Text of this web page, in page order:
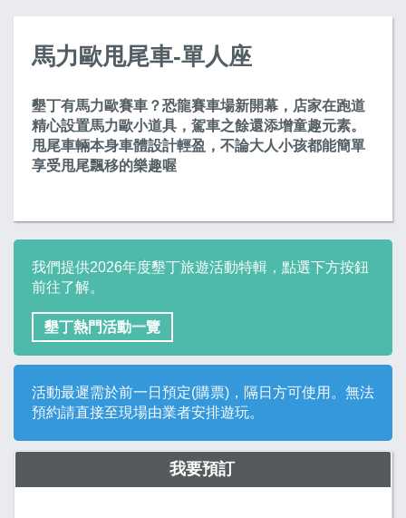
馬力歐甩尾車-單人座
墾丁有馬力歐賽車？恐龍賽車場新開幕，店家在跑道
精心設置馬力歐小道具，駕車之餘還添增童趣元素。
甩尾車輛本身車體設計輕盈，不論大人小孩都能簡單
享受甩尾飄移的樂趣喔
我們提供2026年度墾丁旅遊活動特輯，點選下方按鈕
前往了解。
墾丁熱門活動一覽
活動最遲需於前一日預定(購票)，隔日方可使用。無法
預約請直接至現場由業者安排遊玩。
我要預訂